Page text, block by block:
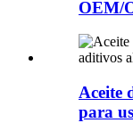
OEM/
Aceite
para